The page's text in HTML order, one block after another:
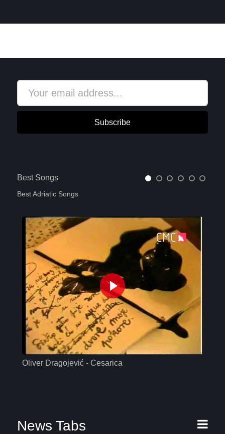
Subscribe
Best Songs
Best Adriatic Songs
Oliver Dragojević - Cesarica
News Tabs